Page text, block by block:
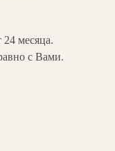
24 месяца.
с Вами.